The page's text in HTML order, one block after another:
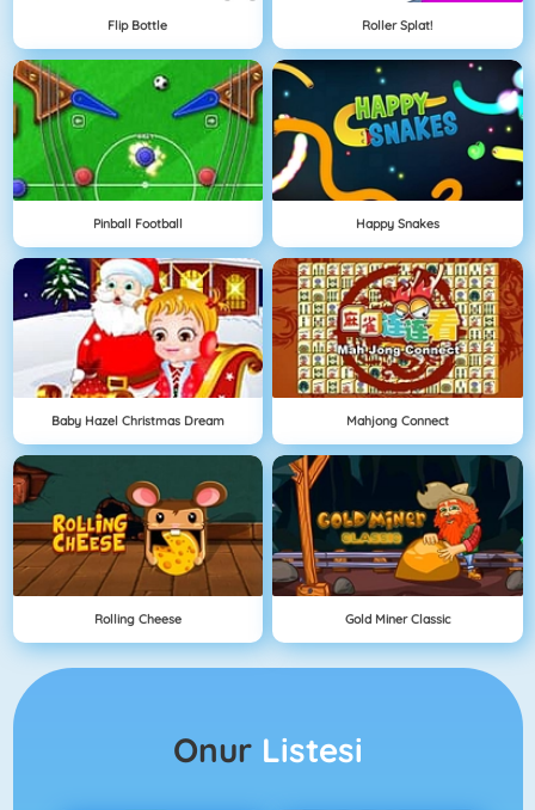
Flip Bottle Roller Splat!
Pinball Football Happy Snakes
Baby Hazel Christmas Dream Mahjong Connect
Rolling Cheese Gold Miner Classic
Onur Listesi